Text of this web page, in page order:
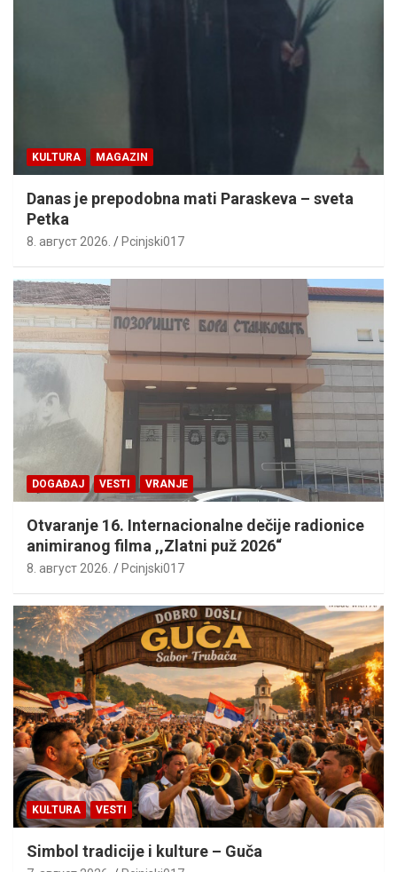
KULTURA MAGAZIN
Danas je prepodobna mati Paraskeva – sveta
Petka
8. август 2026. Pcinjski017
DOGAĐAJ VESTI VRANJE
Otvaranje 16. Internacionalne dečije radionice
animiranog filma ,,Zlatni puž 2026“
8. август 2026. Pcinjski017
KULTURA VESTI
Simbol tradicije i kulture – Guča